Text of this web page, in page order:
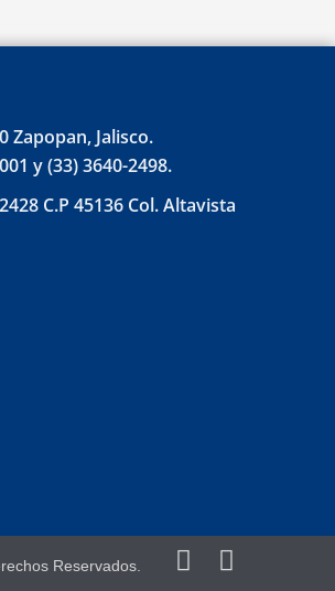
Zapopan, Jalisco.
y (33) 3640-2498.
C.P 45136 Col. Altavista
Reservados.